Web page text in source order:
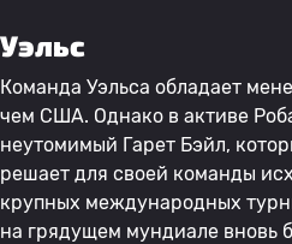
Уэльс
Команда Уэльса обладает
чем США. Однако в активе
неутомимый Гарет Бэйл,
решает для своей команды
крупных международных
на грядущем мундиале вновь